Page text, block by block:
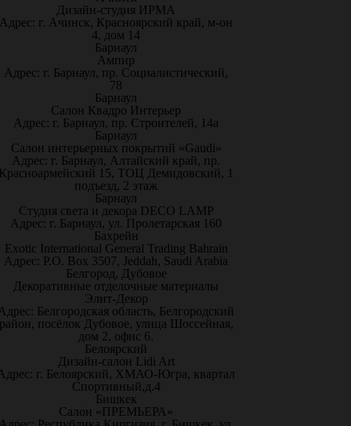
Дизайн-студия ИРМА
Адрес: г. Ачинск, Красноярский край, м-он
4, дом 14
Барнаул
Ампир
Адрес: г. Барнаул, пр. Социалистический,
78
Барнаул
Салон Квадро Интерьер
Адрес: г. Барнаул, пр. Строителей, 14а
Барнаул
Салон интерьерных покрытий «Gaudi»
Адрес: г. Барнаул, Алтайский край, пр.
15, ТОЦ Демидовский, 1
подъезд, 2 этаж
Барнаул
Студия света и декора DECO LAMP
Адрес: г. Барнаул, ул. Пролетарская 160
Бахрейн
Exotic International General Trading Bahrain
Адрес: P.O. Box 3507, Jeddah, Saudi Arabia
Белгород, Дубовое
Декоративные отделочные материалы
Элит-Декор
Белгородская область, Белгородский
посёлок Дубовое, улица Шоссейная,
дом 2, офис 6.
Белоярский
Дизайн-салон Lidi Art
г. Белоярский, ХМАО-Югра, квартал
Спортивный,д.4
Бишкек
Салон «ПРЕМЬЕРА»